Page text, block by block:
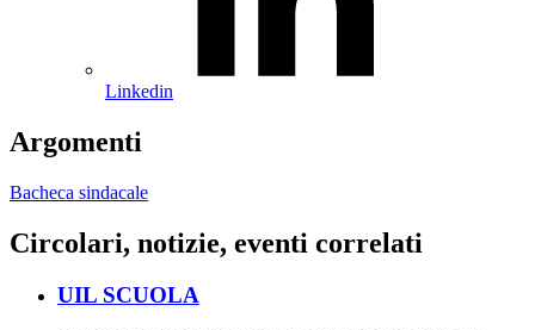
Linkedin
Argomenti
Bacheca sindacale
Circolari, notizie, eventi correlati
UIL SCUOLA